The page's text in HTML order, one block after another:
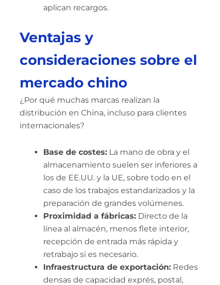
aplican recargos.
Ventajas y
consideraciones sobre el
mercado chino
¿Por qué muchas marcas realizan la
distribución en China, incluso para clientes
internacionales?
Base de costes:La mano de obra y el
almacenamiento suelen ser inferiores a
los de EE.UU. y la UE, sobre todo en el
caso de los trabajos estandarizados y la
preparación de grandes volúmenes.
Proximidad a fábricas:Directo de la
línea al almacén, menos flete interior,
recepción de entrada más rápida y
retrabajo si es necesario.
Infraestructura de exportación:Redes
densas de capacidad exprés, postal,